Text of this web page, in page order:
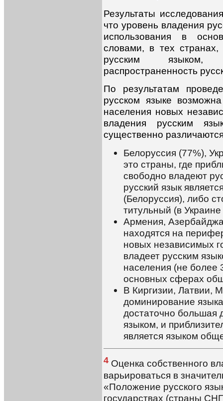
Результаты
что уровень владения
использования в
словами, в тех странах,
русским языком,
распространенность
По результатам
русском языке
населения новых
владения русским
существенно
Белоруссия (77%),
это страны, где
свободно владеют
русский язык
(Белоруссия), либо
титульный (в
Армения,
находятся на
новых независимых
владеет русским
населения (не более
основных сферах
В Киргизии, Латвии,
доминирование
достаточно большая
языком, и
является языком
4 Оценка собственного
варьироваться в
«Положение русского
государствах (страны